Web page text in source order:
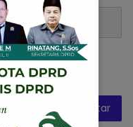
saya pada
berikutnya.